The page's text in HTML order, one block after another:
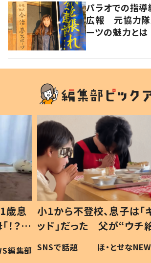
パラオでの指導
広報 元協力隊
ーツの魅力とは
歳息
？」
編集部
小1から不登校、息子は「
ッド」だった 父が“ウチ
作り続ける理由とは #令
#令和の子
SNSで話題 ほ・とせな